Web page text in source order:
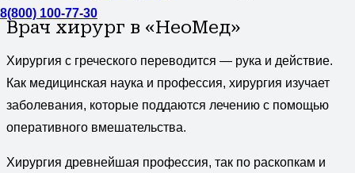
8(800) 100-77-30
Врач хирург в «НеоМед»
Хирургия с греческого переводится — рука и действие.
Как медицинская наука и профессия, хирургия изучает
заболевания, которые поддаются лечению с помощью
оперативного вмешательства.
Хирургия древнейшая профессия, так по раскопкам и